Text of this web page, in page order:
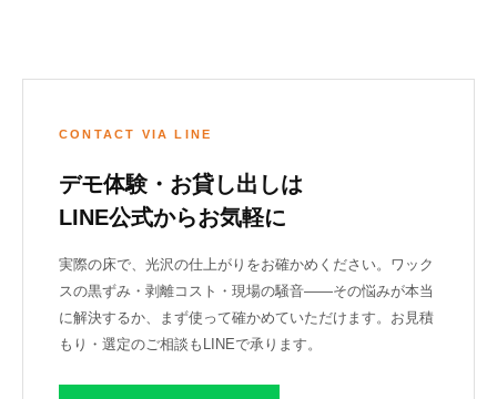
CONTACT VIA LINE
デモ体験・お貸し出しは
LINE公式からお気軽に
実際の床で、光沢の仕上がりをお確かめください。ワック
スの黒ずみ・剥離コスト・現場の騒音——その悩みが本当
に解決するか、まず使って確かめていただけます。お見積
もり・選定のご相談もLINEで承ります。